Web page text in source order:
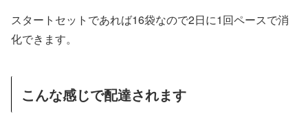
スタートセットであれば16袋なので2日に1回ペースで消
化できます。
こんな感じで配達されます